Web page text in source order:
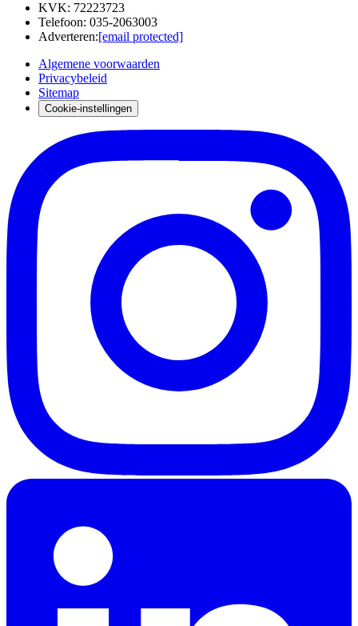
KVK: 72223723
Telefoon: 035-2063003
Adverteren:[email protected]
Algemene voorwaarden
Privacybeleid
Sitemap
Cookie-instellingen